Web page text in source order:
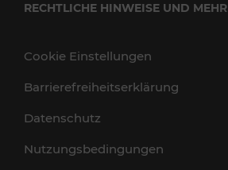
RECHTLICHE HINWEISE UND MEHR
Cookie Einstellungen
Barrierefreiheitserklärung
Datenschutz
Nutzungsbedingungen